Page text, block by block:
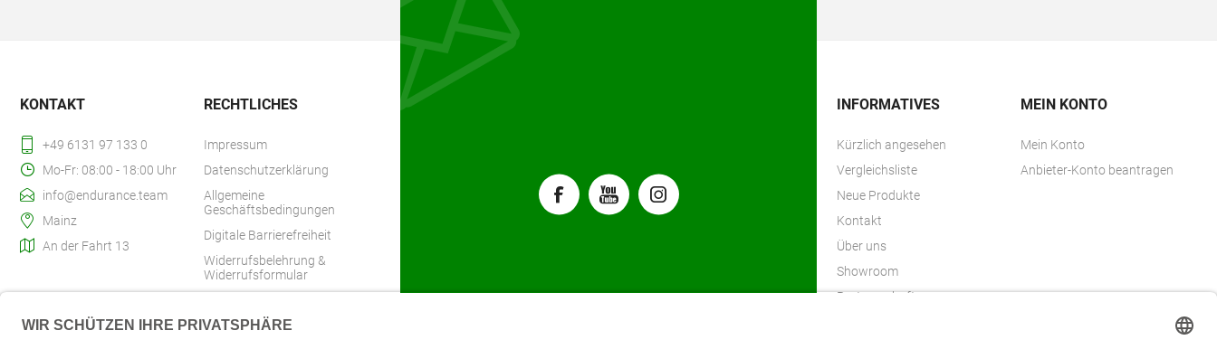
KONTAKT
+49 6131 97 133 0
Mo-Fr: 08:00 - 18:00 Uhr
info@endurance.team
Mainz
An der Fahrt 13
RECHTLICHES
Impressum
Datenschutzerklärung
Allgemeine
Geschäftsbedingungen
Digitale Barrierefreiheit
Widerrufsbelehrung &
Widerrufsformular
INFORMATIVES
Kürzlich angesehen
Vergleichsliste
Neue Produkte
Kontakt
Über uns
Showroom
Partnerschaften
MEIN KONTO
Mein Konto
Anbieter-Konto beantragen